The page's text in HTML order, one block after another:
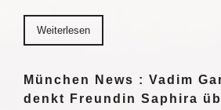
Weiterlesen
München News : Vadim
denkt Freundin Saphira